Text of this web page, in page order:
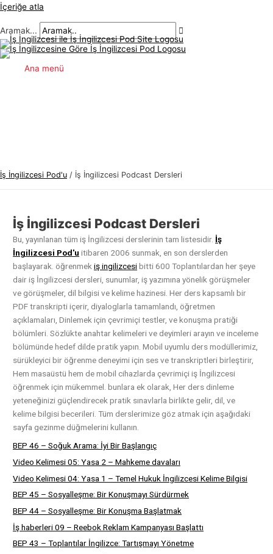
İçeriğe atla
Aramak...
Ana menü
İş İngilizcesi Pod'u / İş İngilizcesi Podcast Dersleri
İş İngilizcesi Podcast Dersleri
Bu, yayınlanan tüm iş İngilizcesi derslerinin tam listesidir. İş
İngilizcesi Pod'u itibaren 2006 sunmak, en son derslerden
başlayarak. öğrenmekiş ingilizcesibitti 600 Toplantılardan her şeye
dair iş İngilizcesi dersleri, sunumlar, iş yazımına yönelik görüşmeler
ve görüşmeler, dil bilgisi ve kelime hazinesi. Her ders kapsamlı bir
PDF transkripti içerir, diyaloglarla tamamlandı, öğretmen
açıklamaları, Dinlemek için çevrimiçi testler, ve konuşma pratiği
bölümleri. Sözlükte anahtar kelimeleri ve deyimleri arayın ve inceleme
bölümünde hedef dilde pratik yapın. Mobil uyumlu ders modüllerimiz,
sürükleyici bir öğrenme deneyimi için ses ve transkriptleri birleştirir,
Hem masaüstü hem de mobil cihazlarda çevrimiçi iş İngilizcesi
öğrenmek için mükemmel. bunlara ek olarak, Her ders dinleme
yeteneğinizi güçlendirecek pratik sınavlarla birlikte gelir, dil, ve
kelime bilgisi becerileri. Tüm derslerimize göz atmak için aşağıdaki
sayfa gezinme düğmelerini kullanın.
BEP 46 – Soğuk Arama: İyi Bir Başlangıç
Video Kelimesi 05: Yasa 2 – Mahkeme davaları
Video Kelimesi 04: Yasa 1 – Temel Hukuk İngilizcesi Kelime Bilgisi
BEP 45 – Sosyalleşme: Bir Konuşmayı Sürdürmek
BEP 44 – Sosyalleşme: Bir Konuşma Başlatmak
İş haberleri 09 – Reebok Reklam Kampanyası Başlattı
BEP 43 – Toplantılar İngilizce: Tartışmayı Yönetme